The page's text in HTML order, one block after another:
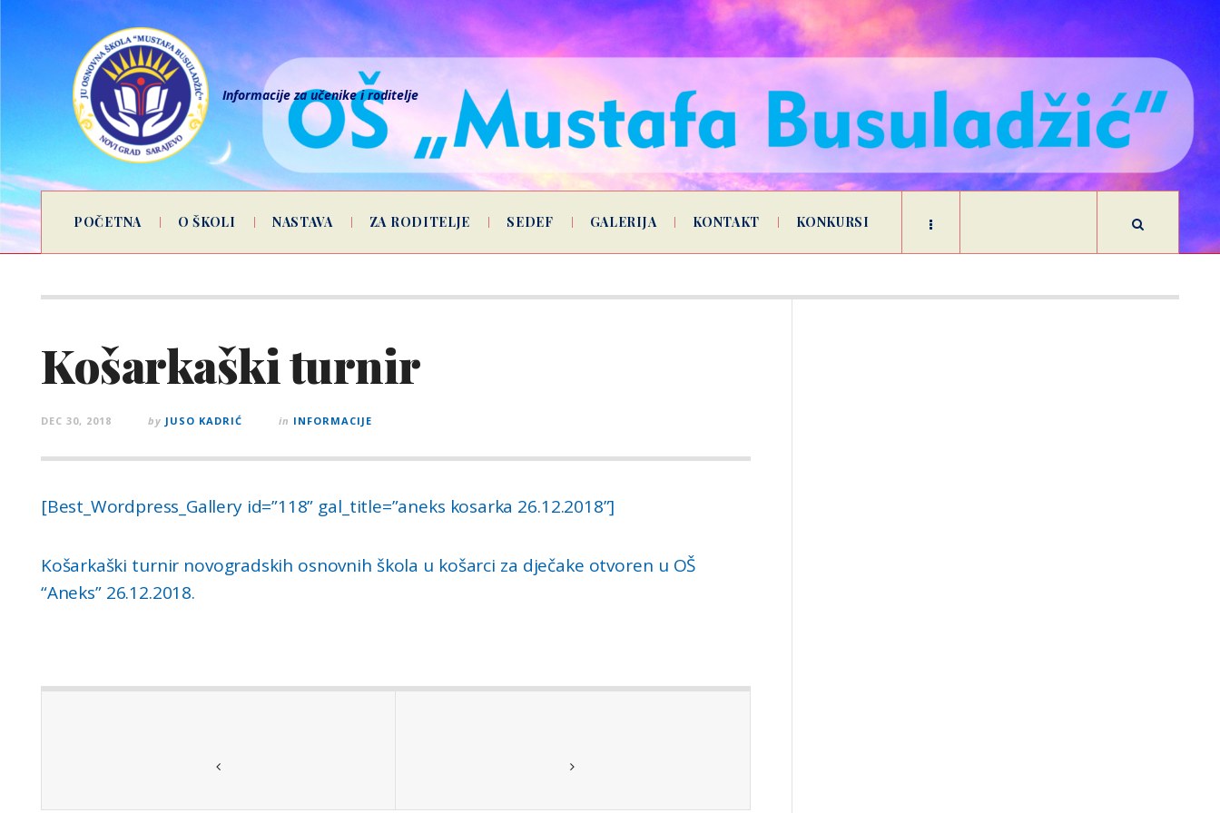
Informacije za učenike i roditelje
POČETNA O ŠKOLI NASTAVA ZA RODITELJE SEDEF GALERIJA KONTAKT KONKURSI
Košarkaški turnir
DEC 30, 2018 by JUSO KADRIĆ in INFORMACIJE
[Best_Wordpress_Gallery id=”118” gal_title=”aneks kosarka 26.12.2018”]
Košarkaški turnir novogradskih osnovnih škola u košarci za dječake otvoren u OŠ
“Aneks” 26.12.2018.